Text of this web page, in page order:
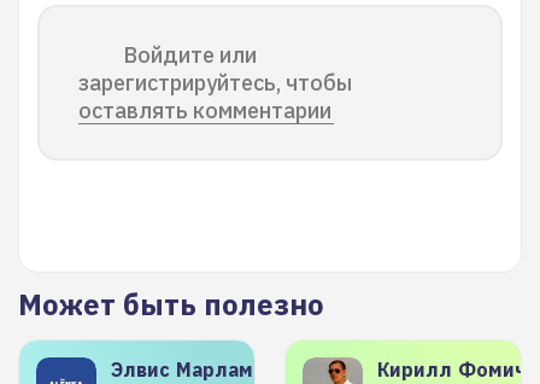
Войдите или
зарегистрируйтесь, чтобы
оставлять комментарии
Может быть полезно
Элвис Марламов Кирилл